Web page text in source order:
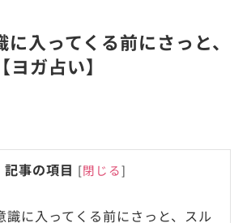
入ってくる前にさっと、
ガ占い】
記事の項目 [閉じる]
識に入ってくる前にさっと、スル